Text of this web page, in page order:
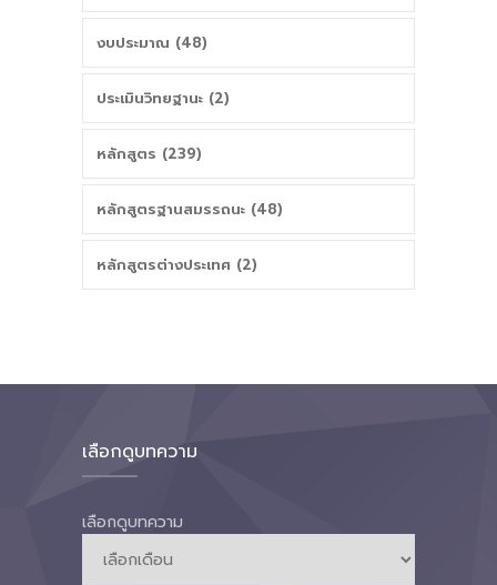
งบประมาณ (48)
ประเมินวิทยฐานะ (2)
หลักสูตร (239)
หลักสูตรฐานสมรรถนะ (48)
หลักสูตรต่างประเทศ (2)
เลือกดูบทความ
เลือกดูบทความ